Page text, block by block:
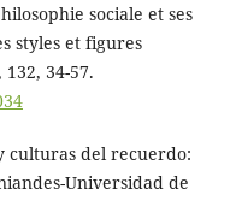
sociale et ses
styles et figures
34-57.
culturas del recuerdo:
Universidad de